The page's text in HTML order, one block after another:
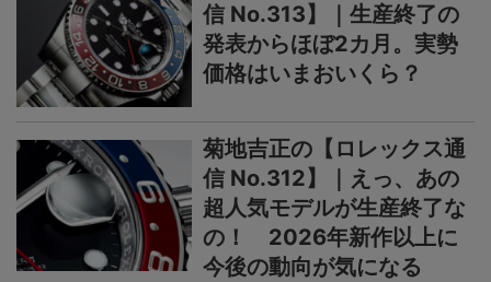
信 No.313】｜生産終了の
発表からほぼ2カ月。実勢
価格はいまおいくら？
菊地吉正の【ロレックス通
信 No.312】｜えっ、あの
超人気モデルが生産終了な
の！ 2026年新作以上に
今後の動向が気になる